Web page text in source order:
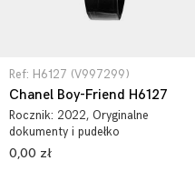
Ref: H6127 (V997299)
Chanel Boy-Friend H6127
Rocznik: 2022, Oryginalne
dokumenty i pudełko
0,00 zł